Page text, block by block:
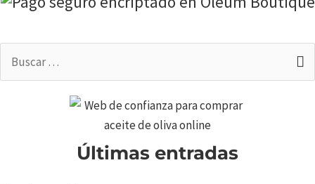
Últimas entradas